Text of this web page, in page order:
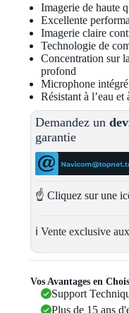
Imagerie de haute
Excellente
Imagerie claire
Technologie de
Concentration sur
profond
Microphone
Résistant à l’eau
Demandez un
garantie
☝️ Cliquez sur une
ℹ️ Vente exclusive
Vos Avantages en
Support
Plus de 15 ans